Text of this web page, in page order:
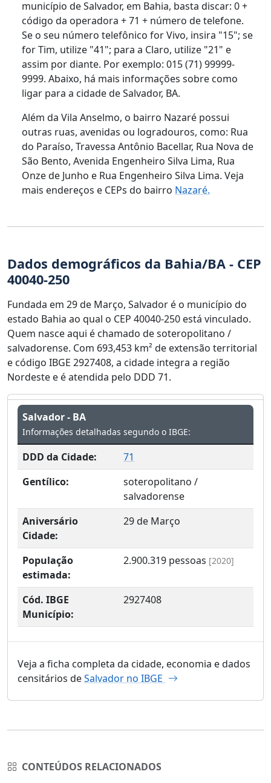
município de Salvador, em Bahia, basta discar: 0 +
código da operadora + 71 + número de telefone.
Se o seu número telefônico for Vivo, insira "15"; se
for Tim, utilize "41"; para a Claro, utilize "21" e
assim por diante. Por exemplo: 015 (71) 99999-
9999. Abaixo, há mais informações sobre como
ligar para a cidade de Salvador, BA.
Além da Vila Anselmo, o bairro Nazaré possui
outras ruas, avenidas ou logradouros, como: Rua
do Paraíso, Travessa Antônio Bacellar, Rua Nova de
São Bento, Avenida Engenheiro Silva Lima, Rua
Onze de Junho e Rua Engenheiro Silva Lima. Veja
mais endereços e CEPs do bairro Nazaré.
Dados demográficos da Bahia/BA - CEP
40040-250
Fundada em 29 de Março, Salvador é o município do
estado Bahia ao qual o CEP 40040-250 está vinculado.
Quem nasce aqui é chamado de soteropolitano /
salvadorense. Com 693,453 km² de extensão territorial
e código IBGE 2927408, a cidade integra a região
Nordeste e é atendida pelo DDD 71.
Salvador - BA
Informações detalhadas segundo o IBGE:
DDD da Cidade:
71
Gentílico:
soteropolitano /
salvadorense
Aniversário
Cidade:
29 de Março
População
estimada:
2.900.319 pessoas [2020]
Cód. IBGE
Município:
2927408
Veja a ficha completa da cidade, economia e dados
censitários deSalvador no IBGE
CONTEÚDOS RELACIONADOS